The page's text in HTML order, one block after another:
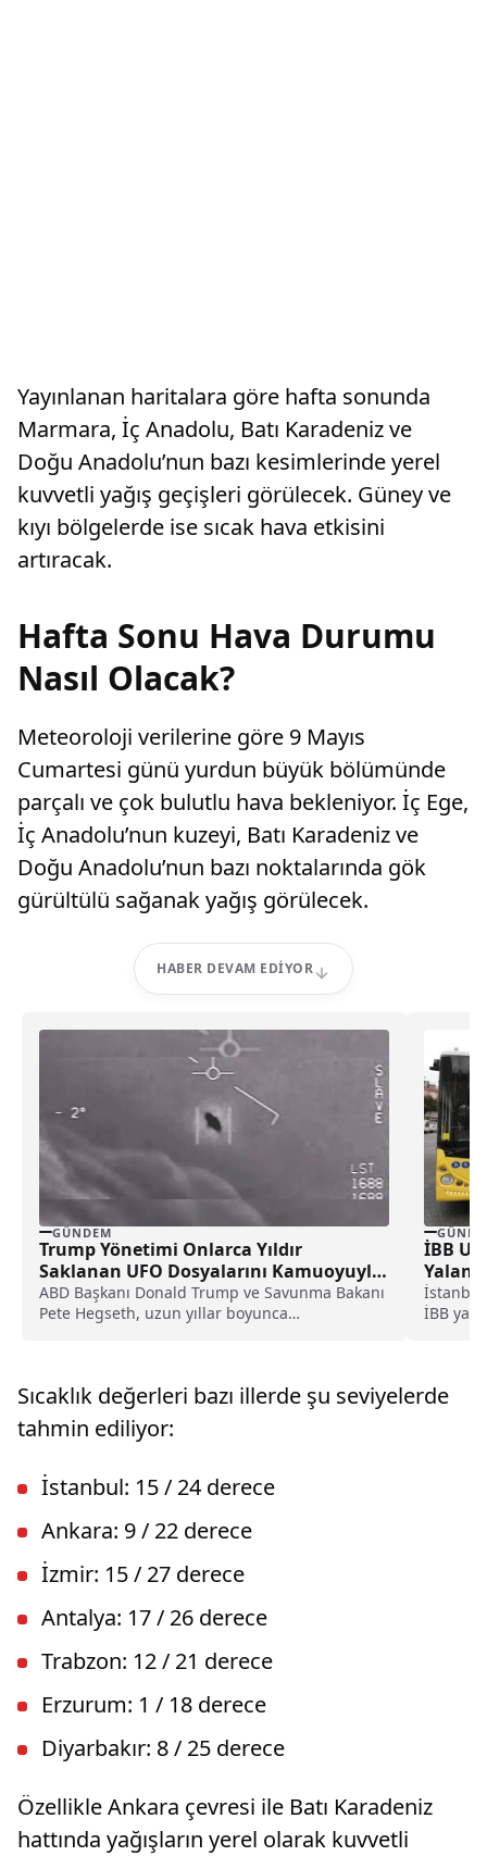
Yayınlanan haritalara göre hafta sonunda
Marmara, İç Anadolu, Batı Karadeniz ve
Doğu Anadolu’nun bazı kesimlerinde yerel
kuvvetli yağış geçişleri görülecek. Güney ve
kıyı bölgelerde ise sıcak hava etkisini
artıracak.
Hafta Sonu Hava Durumu
Nasıl Olacak?
Meteoroloji verilerine göre 9 Mayıs
Cumartesi günü yurdun büyük bölümünde
parçalı ve çok bulutlu hava bekleniyor. İç Ege,
İç Anadolu’nun kuzeyi, Batı Karadeniz ve
Doğu Anadolu’nun bazı noktalarında gök
gürültülü sağanak yağış görülecek.
HABER DEVAM EDIYOR
GÜNDEM
Trump Yönetimi Onlarca Yıldır
Saklanan UFO Dosyalarını Kamuoyuyla
Paylaştı!
ABD Başkanı Donald Trump ve Savunma Bakanı
Pete Hegseth, uzun yıllar boyunca
dosyaların kademeli biçimde yayımlanmaya
devam edeceğini açıkladı.
İBB
İBB
Sıcaklık değerleri bazı illerde şu seviyelerde
tahmin ediliyor:
İstanbul: 15 / 24 derece
Ankara: 9 / 22 derece
İzmir: 15 / 27 derece
Antalya: 17 / 26 derece
Trabzon: 12 / 21 derece
Erzurum: 1 / 18 derece
Diyarbakır: 8 / 25 derece
Özellikle Ankara çevresi ile Batı Karadeniz
hattında yağışların yerel olarak kuvvetli